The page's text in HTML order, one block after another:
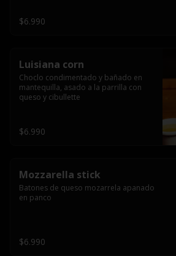
$6.990
Luisiana corn
Choclo condimentado y bañado en
mantequilla, asado a la parrilla con
queso y cibullette
$6.990
Mozzarella stick
Batones de queso mozarrela apanado
en panco
$6.990